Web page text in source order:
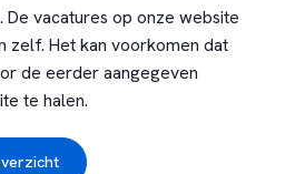
vacatures op onze website
zelf. Het kan voorkomen dat
de eerder aangegeven
te halen.